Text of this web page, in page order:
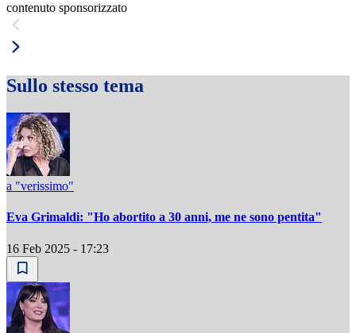
contenuto sponsorizzato
Sullo stesso tema
a "verissimo"
Eva Grimaldi: "Ho abortito a 30 anni, me ne sono pentita"
16 Feb 2025 - 17:23